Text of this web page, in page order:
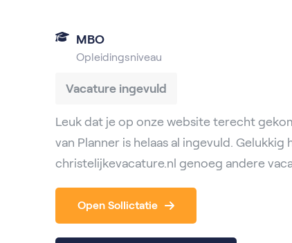
MBO
Opleidingsniveau
Vacature ingevuld
Leuk dat je op onze website terecht
van Planner is helaas al ingevuld. Gelukkig
christelijkevacature.nl genoeg andere
Open Sollictatie